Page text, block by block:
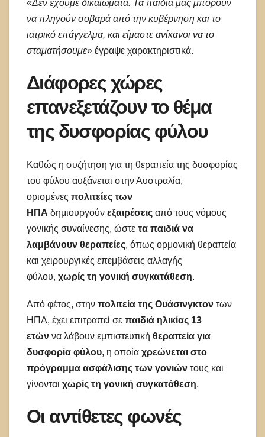
​«Δεν έχουμε δικαιώματα. Τα παιδιά μας μπορούν
να πληγούν σοβαρά από την κυβέρνηση και το
ιατρικό επάγγελμα, και είμαστε ανίκανοι να το
σταματήσουμε» έγραψε χαρακτηριστικά.
Διάφορες χώρες
επανεξετάζουν το θέμα
της δυσφορίας φύλου
Καθώς η συζήτηση για τη θεραπεία της δυσφορίας
του φύλου αυξάνεται στην Αυστραλία,
ορισμένες πολιτείες των
ΗΠΑ δημιουργούν εξαιρέσεις από τους νόμους
γονικής συναίνεσης, ώστε τα παιδιά να
λαμβάνουν θεραπείες, όπως ορμονική θεραπεία
και χειρουργικές επεμβάσεις αλλαγής
φύλου, χωρίς τη γονική συγκατάθεση.
Από φέτος, στην πολιτεία της Ουάσινγκτον των
ΗΠΑ, έχει επιτραπεί σε παιδιά ηλικίας 13
ετών να λάβουν εμπιστευτική θεραπεία για
δυσφορία φύλου, η οποία χρεώνεται στο
πρόγραμμα ασφάλισης των γονιών τους και
γίνονται χωρίς τη γονική συγκατάθεση.
Οι αντίθετες φωνές